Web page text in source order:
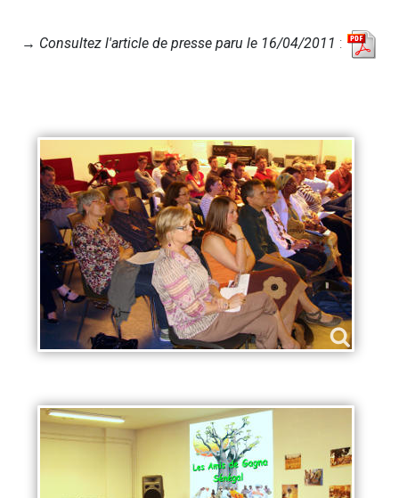
→ Consultez l'article de presse paru le 16/04/2011 :